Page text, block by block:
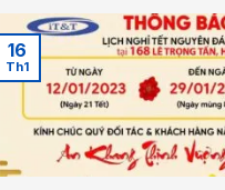
16
Th1